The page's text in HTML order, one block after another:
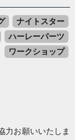
ナイトスター
ハーレーパーツ
ワークショップ
お願いいたしま